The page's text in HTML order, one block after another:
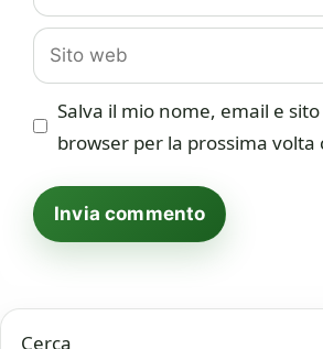
Sito
web
Salva il mio nome, email e
browser per la prossima
Cerca